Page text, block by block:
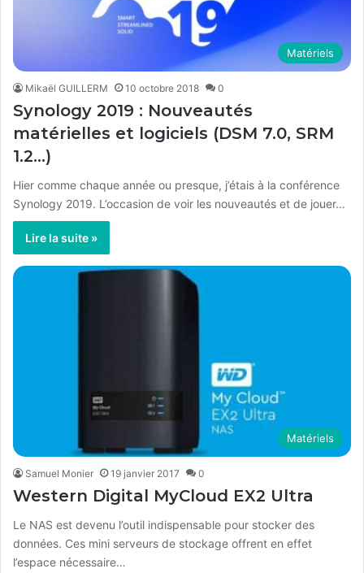
Matériels
Mikaël GUILLERM 10 octobre 2018 0
Synology 2019 : Nouveautés
matérielles et logiciels (DSM 7.0, SRM
1.2…)
Hier comme chaque année ou presque, j’étais à la conférence
Synology 2019. L’occasion de voir les nouveautés et de jouer…
Lire la suite »
Matériels
Samuel Monier 19 janvier 2017 0
Western Digital MyCloud EX2 Ultra
Le NAS est devenu l’outil indispensable pour stocker des
données. Ces mini serveurs de stockage offrent en effet
l’espace nécessaire…